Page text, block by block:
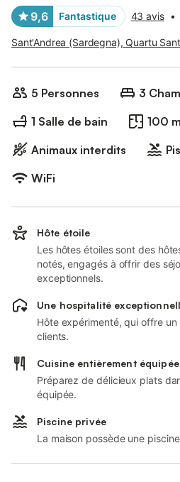
9,6 Fantastique 43 avis •
Sant'Andrea (Sardegna), Quartu
5 Personnes
3
1 Salle de bain
100
Animaux interdits
WiFi
Hôte étoile
Les hôtes étoiles sont des
notés, engagés à offrir des
exceptionnels.
Une hospitalité
Hôte expérimenté, qui offre
clients.
Cuisine entièrement équipée
Préparez de délicieux plats
équipée.
Piscine privée
La maison possède une